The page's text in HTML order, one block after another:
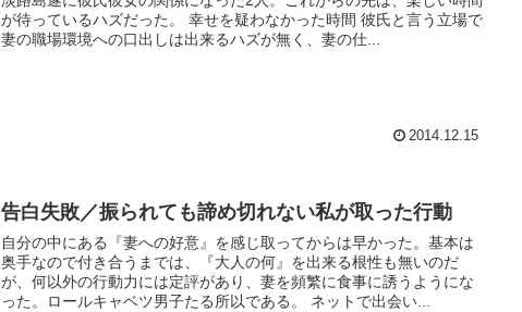
が待っているハズだった。 幸せを疑わなかった時間 彼氏と言う立場で
妻の職場環境への口出しは出来るハズが無く、妻の仕...
2014.12.15
告白失敗／振られても諦め切れない私が取った行動
自分の中にある『妻への好意』を感じ取ってからは早かった。基本は
奥手なので付き合うまでは、『大人の何』を出来る根性も無いのだ
が、何以外の行動力には定評があり、妻を頻繁に食事に誘うようにな
った。ロールキャベツ男子たる所以である。 ネットで出会い...